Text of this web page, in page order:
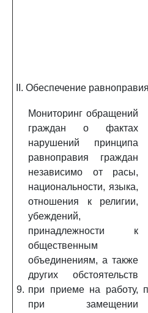
II. Обеспечение
9.
Мониторинг обращений
граждан о фактах
нарушений принципа
равноправия граждан
независимо от расы,
национальности, языка,
отношения к религии,
убеждений,
принадлежности к
общественным
объединениям, а также
других обстоятельств
при приеме на работу,
при замещении